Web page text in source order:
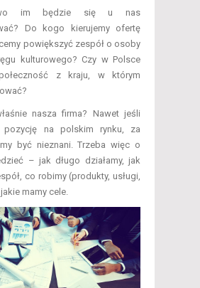
im będzie się u nas
Do kogo kierujemy ofertę
powiększyć zespół o osoby
kulturowego? Czy w Polsce
z kraju, w którym
nasza firma? Nawet jeśli
pozycję na polskim rynku, za
być nieznani. Trzeba więc o
– jak długo działamy, jak
co robimy (produkty, usługi,
mamy cele.